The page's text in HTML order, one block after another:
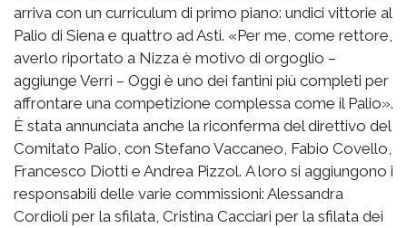
arriva con un curriculum di primo piano: undici vittorie al
Palio di Siena e quattro ad Asti. «Per me, come rettore,
averlo riportato a Nizza è motivo di orgoglio –
aggiunge Verri – Oggi è uno dei fantini più completi per
affrontare una competizione complessa come il Palio».
È stata annunciata anche la riconferma del direttivo del
Comitato Palio, con Stefano Vaccaneo, Fabio Covello,
Francesco Diotti e Andrea Pizzol. A loro si aggiungono i
responsabili delle varie commissioni: Alessandra
Cordioli per la sfilata, Cristina Cacciari per la sfilata dei